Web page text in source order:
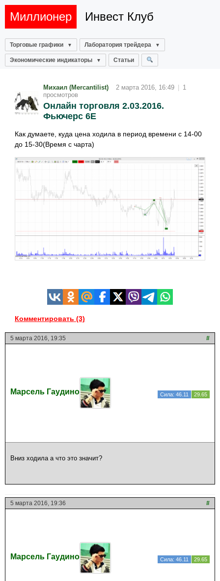
Миллионер Инвест Клуб
Торговые графики Лаборатория трейдера
Экономические индикаторы Статьи
Михаил (Mercantilist) 2 марта 2016, 16:49
1
просмотров
Онлайн торговля 2.03.2016.
Фьючерс 6E
Как думаете, куда цена ходила в период времени с 14-00
до 15-30(Время с чарта)
Комментировать (3)
5 марта 2016, 19:35 #
Марсель Гаудино Сила: 46.11 29.65
Вниз ходила а что это значит?
5 марта 2016, 19:36 #
Марсель Гаудино Сила: 46.11 29.65